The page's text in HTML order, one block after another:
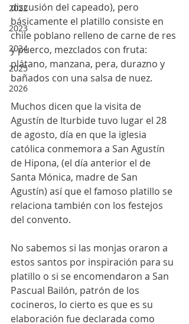
2022
2023
2024
2025
2026
discusión del capeado), pero
básicamente el platillo consiste en
chile poblano relleno de carne de res
y puerco, mezclados con fruta:
plátano, manzana, pera, durazno y
bañados con una salsa de nuez.
Muchos dicen que la visita de
Agustín de Iturbide tuvo lugar el 28
de agosto, día en que la iglesia
católica conmemora a San Agustín
de Hipona, (el día anterior el de
Santa Mónica, madre de San
Agustín) así que el famoso platillo se
relaciona también con los festejos
del convento.
No sabemos si las monjas oraron a
estos santos por inspiración para su
platillo o si se encomendaron a San
Pascual Bailón, patrón de los
cocineros, lo cierto es que es su
elaboración fue declarada como